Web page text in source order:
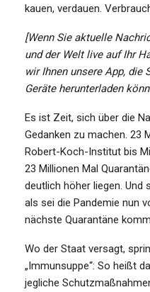
kauen, verdauen.
[Wenn Sie aktuelle
und der Welt live auf Ihr
wir Ihnen unsere App, die
Geräte herunterladen
Es ist Zeit, sich über die
Gedanken zu machen. 23
Robert-Koch-Institut bis
23 Millionen Mal
deutlich höher liegen.
als sei die Pandemie nun
nächste Quarantäne
Wo der Staat versagt,
„Immunsuppe“: So heißt
jegliche